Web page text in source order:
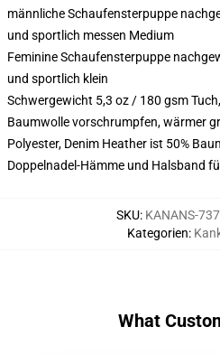
männliche Schaufensterpuppe
und sportlich messen Medium
Feminine Schaufensterpuppe
und sportlich klein
Schwergewicht 5,3 oz / 180 gsm
Baumwolle vorschrumpfen, wärmer
Polyester, Denim Heather ist 50%
Doppelnadel-Hämme und Halsband
SKU: KANANS-
Kategorien:
What